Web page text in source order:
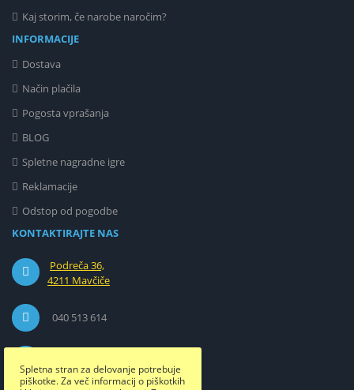
Spletna stran za delovanje potrebuje
piškotke. Za več informacij o piškotkih
Kaj storim, če narobe naročim?
INFORMACIJE
Dostava
Način plačila
Pogosta vprašanja
BLOG
Spletne nagradne igre
Reklamacije
Odstop od pogodbe
KONTAKTIRAJTE NAS
Podreča 36,
4211 Mavčiče
040 513 614